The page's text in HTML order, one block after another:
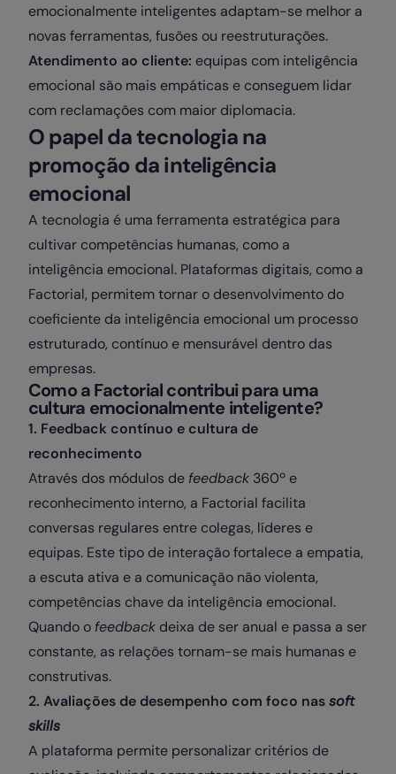
emocionalmente inteligentes adaptam-se melhor a
novas ferramentas, fusões ou reestruturações.
Atendimento ao cliente: equipas com inteligência
emocional são mais empáticas e conseguem lidar
com reclamações com maior diplomacia.
O papel da tecnologia na
promoção da inteligência
emocional
A tecnologia é uma ferramenta estratégica para
cultivar competências humanas, como a
inteligência emocional. Plataformas digitais, como a
Factorial, permitem tornar o desenvolvimento do
coeficiente da inteligência emocional um processo
estruturado, contínuo e mensurável dentro das
empresas.
Como a Factorial contribui para uma
cultura emocionalmente inteligente?
1. Feedback contínuo e cultura de
reconhecimento
Através dos módulos de feedback 360º e
reconhecimento interno, a Factorial facilita
conversas regulares entre colegas, líderes e
equipas. Este tipo de interação fortalece a empatia,
a escuta ativa e a comunicação não violenta,
competências chave da inteligência emocional.
Quando o feedback deixa de ser anual e passa a ser
constante, as relações tornam-se mais humanas e
construtivas.
2. Avaliações de desempenho com foco nassoft
skills
A plataforma permite personalizar critérios de